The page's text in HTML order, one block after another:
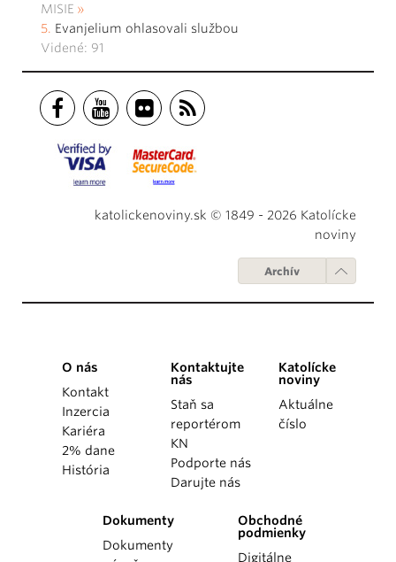
MISIE
Evanjelium ohlasovali službou
Videné: 91
katolickenoviny.sk © 1849 - 2026 Katolícke
noviny
Archív
O nás
Kontakt
Inzercia
Kariéra
2% dane
História
Kontaktujte
nás
Staň sa
reportérom
KN
Podporte nás
Darujte nás
Katolícke
noviny
Aktuálne
číslo
Dokumenty
Dokumenty
Obchodné
podmienky
Digitálne